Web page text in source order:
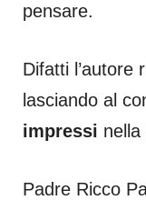
pensare.
Difatti l’autore
lasciando al
impressi
Padre Ricco